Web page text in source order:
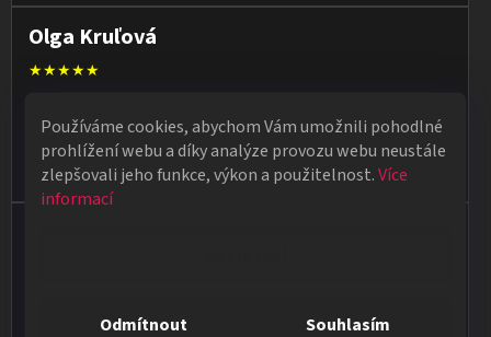
Používáme cookies, abychom Vám umožnili pohodlné
prohlížení webu a díky analýze provozu webu neustále
zlepšovali jeho funkce, výkon a použitelnost.Více
informací
Odmítnout Souhlasím
Olga Kruľová
★★★★★
perfektně, syn měl velký úspěch s kouzelnickým představením
na školní besídce. Objednávka dorazila po 4 dnech, takže
naprostá spokojenost.